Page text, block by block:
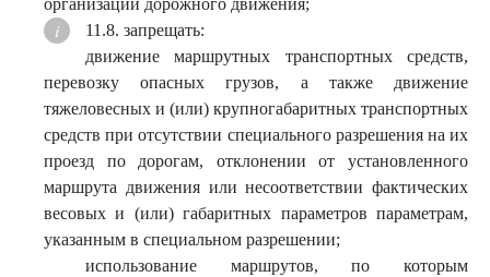
организации дорожного движения;
11.8. запрещать:
движение маршрутных транспортных средств,
перевозку опасных грузов, а также движение
тяжеловесных и (или) крупногабаритных транспортных
средств при отсутствии специального разрешения на их
проезд по дорогам, отклонении от установленного
маршрута движения или несоответствии фактических
весовых и (или) габаритных параметров параметрам,
указанным в специальном разрешении;
использование маршрутов, по которым